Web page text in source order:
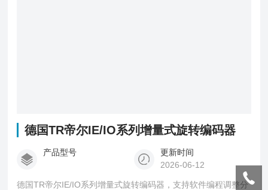
德国TR帝尔IE/IO系列增量式旋转编码器
产品型号
更新时间
2026-06-12
德国TR帝尔IE/IO系列增量式旋转编码器，支持软件编程调整分